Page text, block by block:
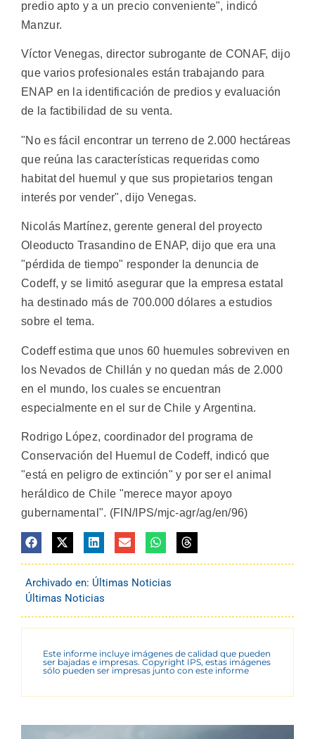
predio apto y a un precio conveniente", indicó
Manzur.
Víctor Venegas, director subrogante de CONAF, dijo
que varios profesionales están trabajando para
ENAP en la identificación de predios y evaluación
de la factibilidad de su venta.
"No es fácil encontrar un terreno de 2.000 hectáreas
que reúna las características requeridas como
habitat del huemul y que sus propietarios tengan
interés por vender", dijo Venegas.
Nicolás Martínez, gerente general del proyecto
Oleoducto Trasandino de ENAP, dijo que era una
"pérdida de tiempo" responder la denuncia de
Codeff, y se limitó asegurar que la empresa estatal
ha destinado más de 700.000 dólares a estudios
sobre el tema.
Codeff estima que unos 60 huemules sobreviven en
los Nevados de Chillán y no quedan más de 2.000
en el mundo, los cuales se encuentran
especialmente en el sur de Chile y Argentina.
Rodrigo López, coordinador del programa de
Conservación del Huemul de Codeff, indicó que
"está en peligro de extinción" y por ser el animal
heráldico de Chile "merece mayor apoyo
gubernamental". (FIN/IPS/mjc-agr/ag/en/96)
Archivado en: Últimas Noticias
Últimas Noticias
Este informe incluye imágenes de calidad que pueden
ser bajadas e impresas. Copyright IPS, estas imágenes
sólo pueden ser impresas junto con este informe